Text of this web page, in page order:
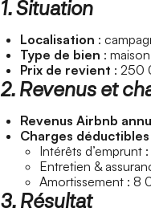
1. Situation
Localisation :
Type de bien :
Prix de revient : 250
2. Revenus et
Revenus Airbnb
Charges déductibles
Intérêts
Entretien &
Amortissement : 8
3. Résultat